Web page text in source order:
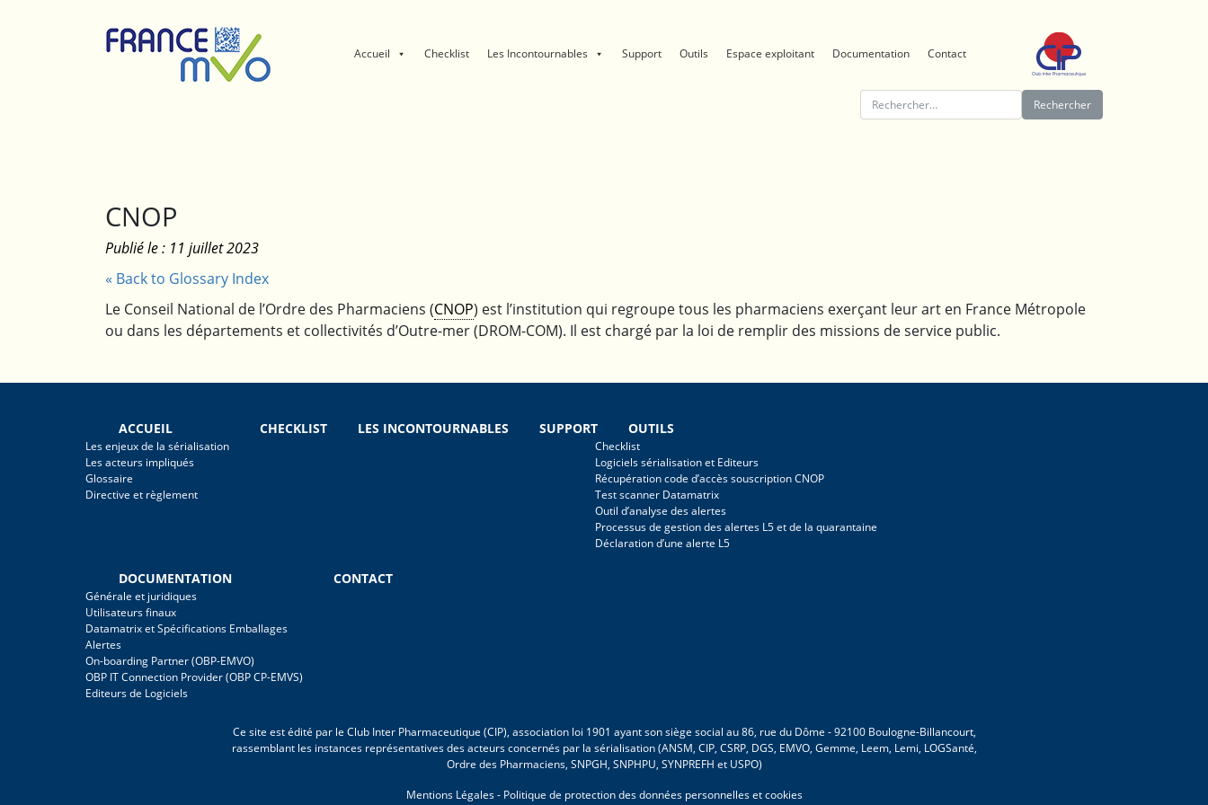
Accueil Checklist Les Incontournables Support Outils Espace exploitant Documentation Contact
Rechercher :
CNOP
Publié le : 11 juillet 2023
« Back to Glossary Index
Le Conseil National de l’Ordre des Pharmaciens (CNOP) est l’institution qui regroupe tous les pharmaciens exerçant leur art en France Métropole
ou dans les départements et collectivités d’Outre-mer (DROM-COM). Il est chargé par la loi de remplir des missions de service public.
ACCUEIL
Les enjeux de la sérialisation
Les acteurs impliqués
Glossaire
Directive et règlement
CHECKLIST LES INCONTOURNABLES SUPPORT OUTILS
Checklist
Logiciels sérialisation et Editeurs
Récupération code d’accès souscription CNOP
Test scanner Datamatrix
Outil d’analyse des alertes
Processus de gestion des alertes L5 et de la quarantaine
Déclaration d’une alerte L5
DOCUMENTATION
Générale et juridiques
Utilisateurs finaux
Datamatrix et Spécifications Emballages
Alertes
On-boarding Partner (OBP-EMVO)
OBP IT Connection Provider (OBP CP-EMVS)
Editeurs de Logiciels
CONTACT
Ce site est édité par le Club Inter Pharmaceutique (CIP), association loi 1901 ayant son siège social au 86, rue du Dôme - 92100 Boulogne-Billancourt,
rassemblant les instances représentatives des acteurs concernés par la sérialisation (ANSM, CIP, CSRP, DGS, EMVO, Gemme, Leem, Lemi, LOGSanté,
Ordre des Pharmaciens, SNPGH, SNPHPU, SYNPREFH et USPO)
Mentions Légales- Politique de protection des données personnelles et cookies